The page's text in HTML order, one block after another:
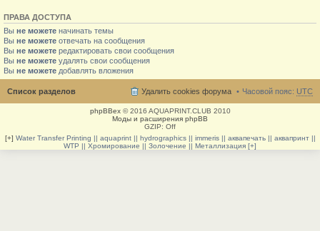
ПРАВА ДОСТУПА
Вы не можете начинать темы
Вы не можете отвечать на сообщения
Вы не можете редактировать свои сообщения
Вы не можете удалять свои сообщения
Вы не можете добавлять вложения
Список разделов Часовой пояс: UTC
Удалить cookies форума
phpBBex© 2016 AQUAPRINT.CLUB 2010
Моды и расширения phpBB
GZIP: Off
[+] Water Transfer Printing || aquaprint || hydrographics || immeris || аквапечать || аквапринт ||
WTP || Хромирование || Золочение || Металлизация [+]